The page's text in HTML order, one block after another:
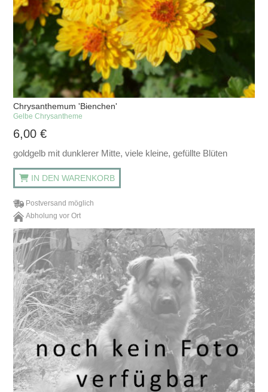
Chrysanthemum 'Bienchen'
Gelbe Chrysantheme
6,00€
goldgelb mit dunklerer Mitte, viele kleine, gefüllte Blüten
IN DEN WARENKORB
Postversand möglich
Abholung vor Ort